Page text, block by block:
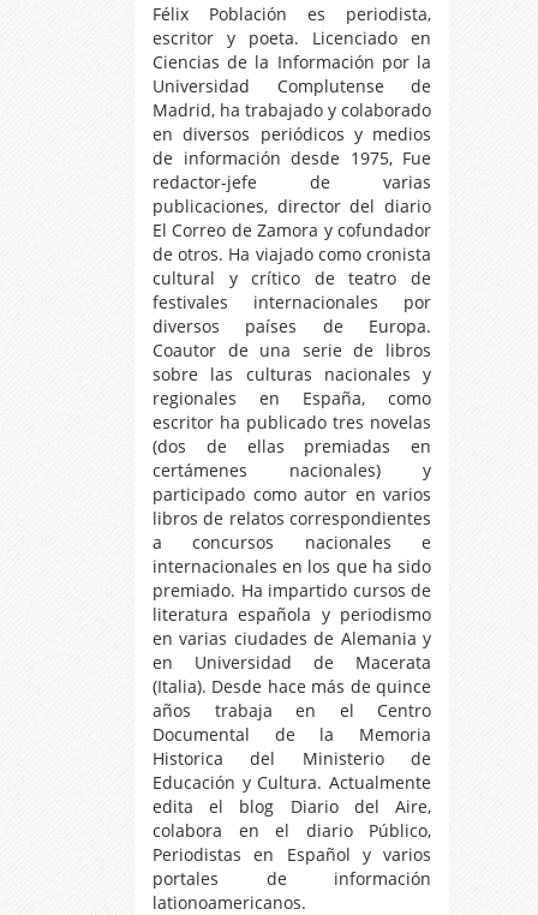
Félix Población es periodista,
escritor y poeta. Licenciado en
Ciencias de la Información por la
Universidad Complutense de
Madrid, ha trabajado y colaborado
en diversos periódicos y medios
de información desde 1975, Fue
redactor-jefe de varias
publicaciones, director del diario
El Correo de Zamora y cofundador
de otros. Ha viajado como cronista
cultural y crítico de teatro de
festivales internacionales por
diversos países de Europa.
Coautor de una serie de libros
sobre las culturas nacionales y
regionales en España, como
escritor ha publicado tres novelas
(dos de ellas premiadas en
certámenes nacionales) y
participado como autor en varios
libros de relatos correspondientes
a concursos nacionales e
internacionales en los que ha sido
premiado. Ha impartido cursos de
literatura española y periodismo
en varias ciudades de Alemania y
en Universidad de Macerata
(Italia). Desde hace más de quince
años trabaja en el Centro
Documental de la Memoria
Historica del Ministerio de
Educación y Cultura. Actualmente
edita el blog Diario del Aire,
colabora en el diario Público,
Periodistas en Español y varios
portales de información
lationoamericanos.